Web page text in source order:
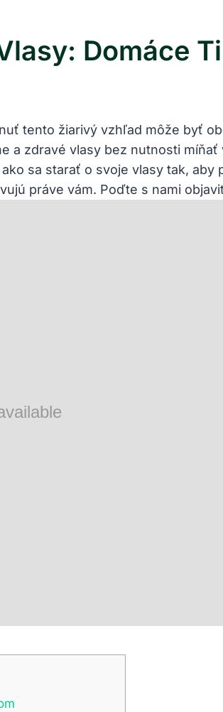
Domáce
tento žiarivý vzhľad môže byť
a zdravé vlasy bez nutnosti
sa starať o svoje vlasy tak,
práve vám. Poďte s nami